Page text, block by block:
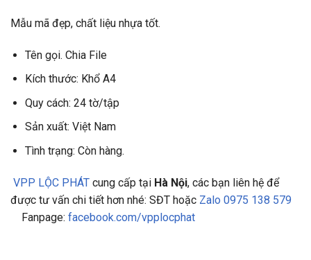
Mẫu mã đẹp, chất liệu nhựa tốt.
Tên gọi. Chia File
Kích thước: Khổ A4
Quy cách: 24 tờ/tập
Sản xuất: Việt Nam
Tình trạng: Còn hàng.
VPP LỘC PHÁT cung cấp tại Hà Nội, các bạn liên hệ để
được tư vấn chi tiết hơn nhé: SĐT hoặc Zalo 0975 138 579
Fanpage: facebook.com/vpplocphat